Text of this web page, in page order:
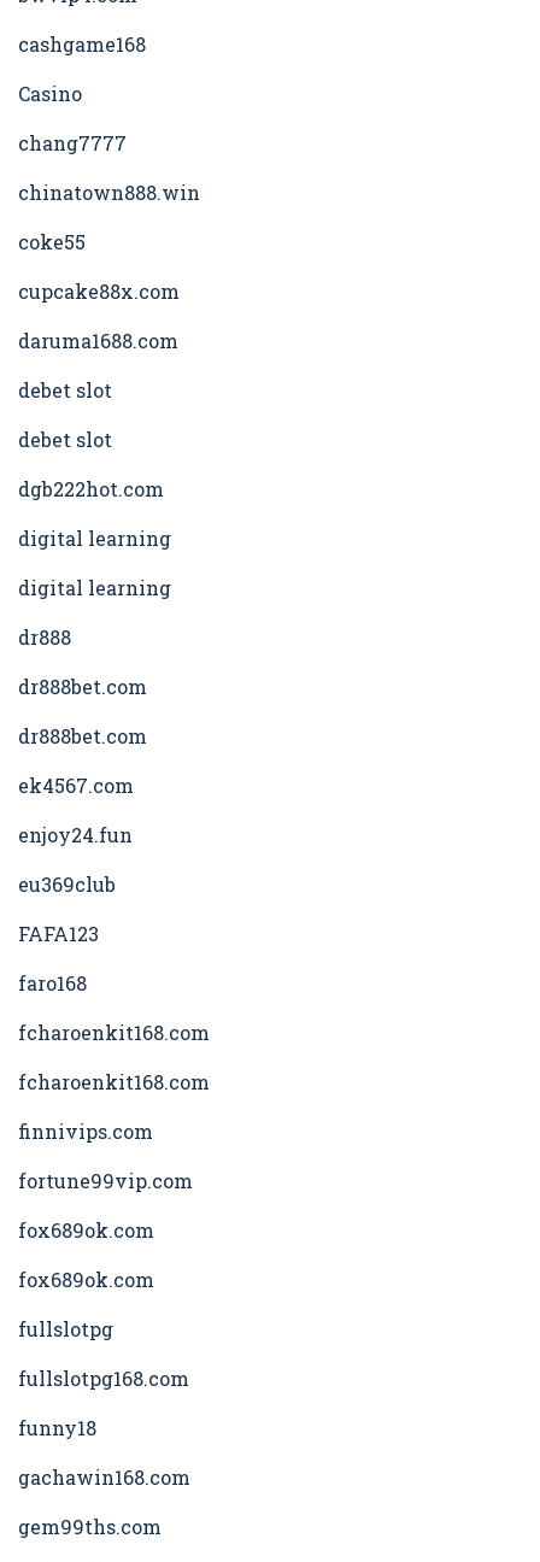
cashgame168
Casino
chang7777
chinatown888.win
coke55
cupcake88x.com
daruma1688.com
debet slot
debet slot
dgb222hot.com
digital learning
digital learning
dr888
dr888bet.com
dr888bet.com
ek4567.com
enjoy24.fun
eu369club
FAFA123
faro168
fcharoenkit168.com
fcharoenkit168.com
finnivips.com
fortune99vip.com
fox689ok.com
fox689ok.com
fullslotpg
fullslotpg168.com
funny18
gachawin168.com
gem99ths.com